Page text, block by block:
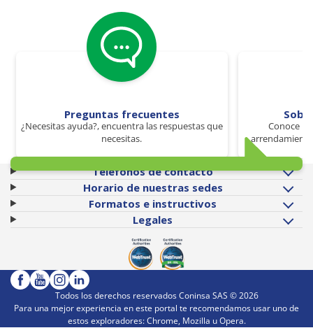
Preguntas frecuentes
¿Necesitas ayuda?, encuentra las respuestas que
necesitas.
Conoce
Teléfonos de contacto
Horario de nuestras sedes
Formatos e instructivos
Legales
Todos los derechos reservados Coninsa SAS ©2026
Para una mejor experiencia en este portal te recomendamos usar uno de
estos exploradores: Chrome, Mozilla u Opera.